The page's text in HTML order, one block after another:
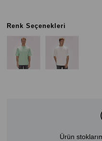
Renk Seçenekleri
Ürün